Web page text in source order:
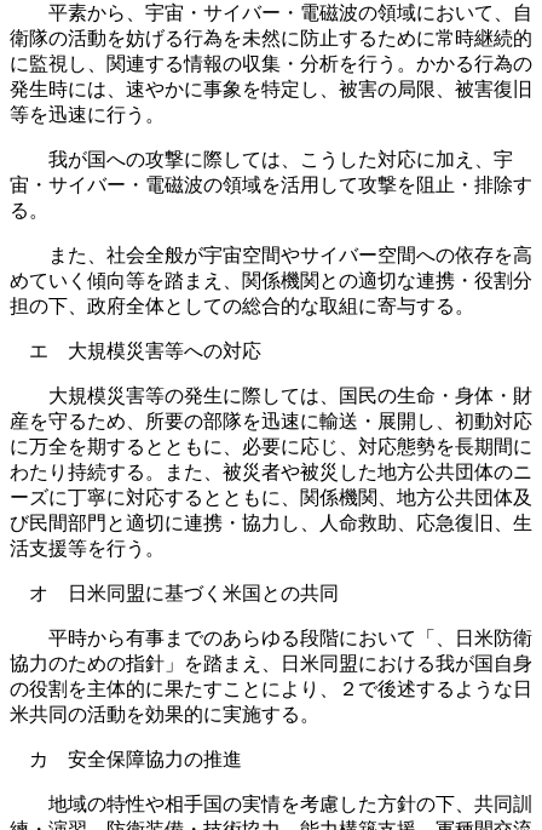
平素から、宇宙・サイバー・電磁波の領域において、自
衛隊の活動を妨げる行為を未然に防止するために常時継続的
に監視し、関連する情報の収集・分析を行う。かかる行為の
発生時には、速やかに事象を特定し、被害の局限、被害復旧
等を迅速に行う。
我が国への攻撃に際しては、こうした対応に加え、宇
宙・サイバー・電磁波の領域を活用して攻撃を阻止・排除す
る。
また、社会全般が宇宙空間やサイバー空間への依存を高
めていく傾向等を踏まえ、関係機関との適切な連携・役割分
担の下、政府全体としての総合的な取組に寄与する。
エ 大規模災害等への対応
大規模災害等の発生に際しては、国民の生命・身体・財
産を守るため、所要の部隊を迅速に輸送・展開し、初動対応
に万全を期するとともに、必要に応じ、対応態勢を長期間に
わたり持続する。また、被災者や被災した地方公共団体のニ
ーズに丁寧に対応するとともに、関係機関、地方公共団体及
び民間部門と適切に連携・協力し、人命救助、応急復旧、生
活支援等を行う。
オ 日米同盟に基づく米国との共同
平時から有事までのあらゆる段階において「、日米防衛
協力のための指針」を踏まえ、日米同盟における我が国自身
の役割を主体的に果たすことにより、２で後述するような日
米共同の活動を効果的に実施する。
カ 安全保障協力の推進
地域の特性や相手国の実情を考慮した方針の下、共同訓